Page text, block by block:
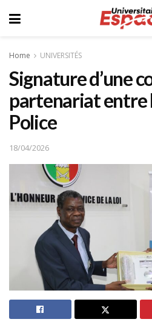
Home UNIVERSITÉS
Signature d’une
partenariat entre
Police
18/04/2026